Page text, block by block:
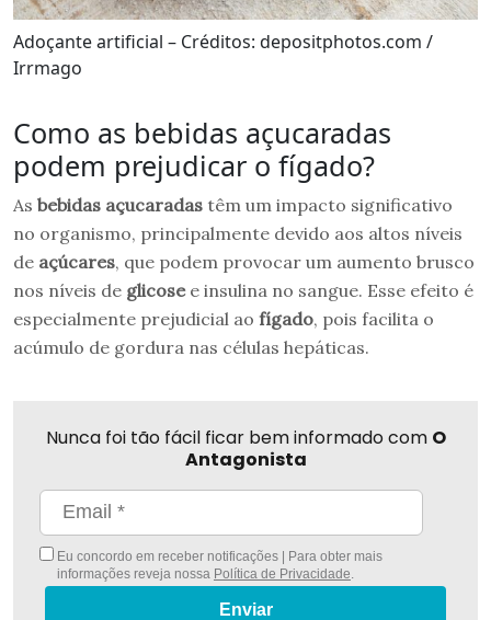
Adoçante artificial – Créditos: depositphotos.com /
Irrmago
Como as bebidas açucaradas
podem prejudicar o fígado?
As bebidas açucaradas têm um impacto significativo
no organismo, principalmente devido aos altos níveis
de açúcares, que podem provocar um aumento brusco
nos níveis de glicosee insulina no sangue. Esse efeito é
especialmente prejudicial ao fígado, pois facilita o
acúmulo de gordura nas células hepáticas.
Nunca foi tão fácil ficar bem informado com O
Antagonista
Eu concordo em receber notificações | Para obter mais
informações reveja nossa Política de Privacidade.
Enviar